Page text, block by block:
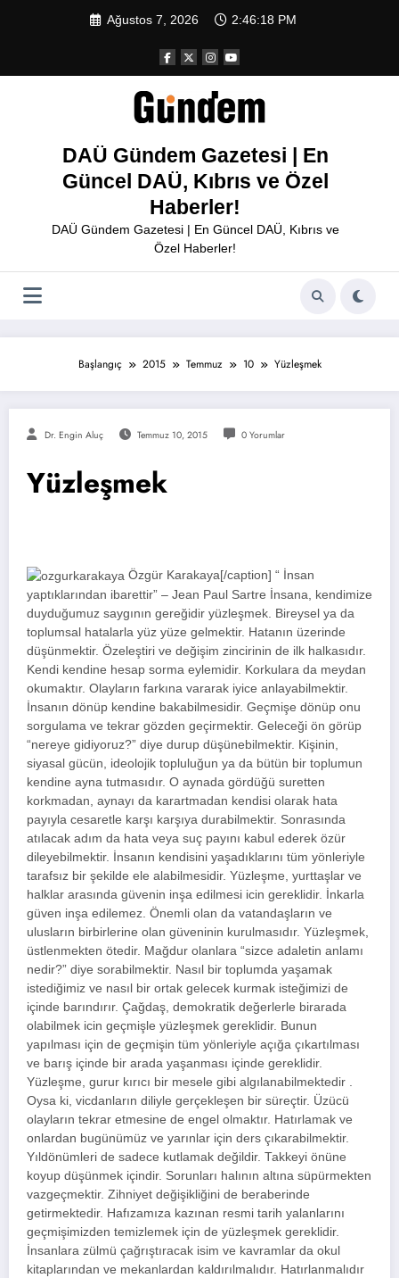
Ağustos 7, 2026 2:46:18 PM
DAÜ Gündem Gazetesi | En
Güncel DAÜ, Kıbrıs ve Özel
Haberler!
DAÜ Gündem Gazetesi | En Güncel DAÜ, Kıbrıs ve
Özel Haberler!
Başlangıç 2015 Temmuz 10 Yüzleşmek
Dr. Engin Aluç Temmuz 10, 2015 0 Yorumlar
Yüzleşmek
Özgür Karakaya[/caption] “ İnsan
yaptıklarından ibarettir” – Jean Paul Sartre İnsana, kendimize
duyduğumuz saygının gereğidir yüzleşmek. Bireysel ya da
toplumsal hatalarla yüz yüze gelmektir. Hatanın üzerinde
düşünmektir. Özeleştiri ve değişim zincirinin de ilk halkasıdır.
Kendi kendine hesap sorma eylemidir. Korkulara da meydan
okumaktır. Olayların farkına vararak iyice anlayabilmektir.
İnsanın dönüp kendine bakabilmesidir. Geçmişe dönüp onu
sorgulama ve tekrar gözden geçirmektir. Geleceği ön görüp
“nereye gidiyoruz?” diye durup düşünebilmektir. Kişinin,
siyasal gücün, ideolojik topluluğun ya da bütün bir toplumun
kendine ayna tutmasıdır. O aynada gördüğü suretten
korkmadan, aynayı da karartmadan kendisi olarak hata
payıyla cesaretle karşı karşıya durabilmektir. Sonrasında
atılacak adım da hata veya suç payını kabul ederek özür
dileyebilmektir. İnsanın kendisini yaşadıklarını tüm yönleriyle
tarafsız bir şekilde ele alabilmesidir. Yüzleşme, yurttaşlar ve
halklar arasında güvenin inşa edilmesi icin gereklidir. İnkarla
güven inşa edilemez. Önemli olan da vatandaşların ve
ulusların birbirlerine olan güveninin kurulmasıdır. Yüzleşmek,
üstlenmekten ötedir. Mağdur olanlara “sizce adaletin anlamı
nedir?” diye sorabilmektir. Nasıl bir toplumda yaşamak
istediğimiz ve nasıl bir ortak gelecek kurmak isteğimizi de
içinde barındırır. Çağdaş, demokratik değerlerle birarada
olabilmek icin geçmişle yüzleşmek gereklidir. Bunun
yapılması için de geçmişin tüm yönleriyle açığa çıkartılması
ve barış içinde bir arada yaşanması içinde gereklidir.
Yüzleşme, gurur kırıcı bir mesele gibi algılanabilmektedir .
Oysa ki, vicdanların diliyle gerçekleşen bir süreçtir. Üzücü
olayların tekrar etmesine de engel olmaktır. Hatırlamak ve
onlardan bugünümüz ve yarınlar için ders çıkarabilmektir.
Yıldönümleri de sadece kutlamak değildir. Takkeyi önüne
koyup düşünmek içindir. Sorunları halının altına süpürmekten
vazgeçmektir. Zihniyet değişikliğini de beraberinde
getirmektedir. Hafızamıza kazınan resmi tarih yalanlarını
geçmişimizden temizlemek için de yüzleşmek gereklidir.
İnsanlara zülmü çağrıştıracak isim ve kavramlar da okul
kitaplarından ve mekanlardan kaldırılmalıdır. Hatırlanmalıdır